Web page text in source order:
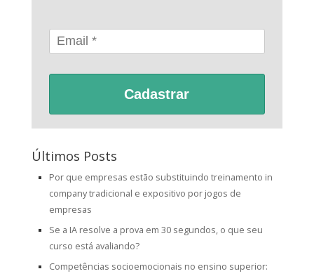
Cadastrar
Últimos Posts
Por que empresas estão substituindo treinamento in
company tradicional e expositivo por jogos de
empresas
Se a IA resolve a prova em 30 segundos, o que seu
curso está avaliando?
Competências socioemocionais no ensino superior: